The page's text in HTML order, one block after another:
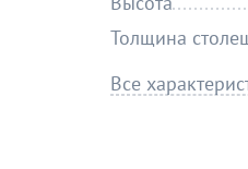
Толщина
Все